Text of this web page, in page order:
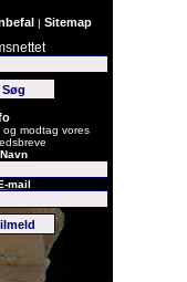
| Sitemap
modtag vores
Navn
mail